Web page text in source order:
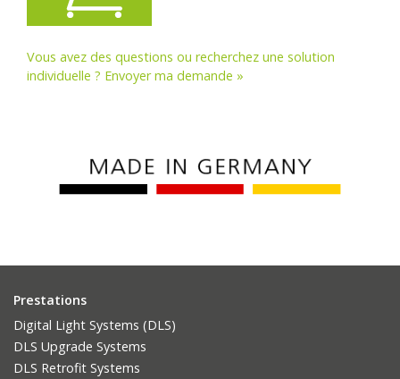
Vous avez des questions ou recherchez une solution
individuelle ? Envoyer ma demande »
Prestations
Digital Light Systems (DLS)
DLS Upgrade Systems
DLS Retrofit Systems